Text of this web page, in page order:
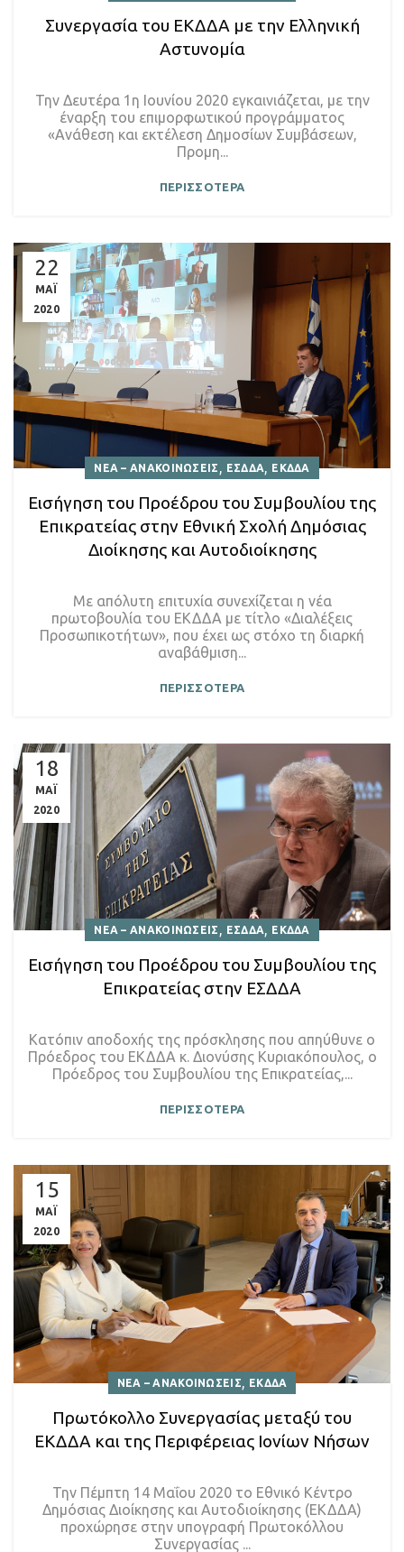
Συνεργασία του ΕΚΔΔΑ με την Ελληνική
Αστυνομία
Την Δευτέρα 1η Ιουνίου 2020 εγκαινιάζεται, με την
έναρξη του επιμορφωτικού προγράμματος
«Ανάθεση και εκτέλεση Δημοσίων Συμβάσεων,
Προμη...
ΠΕΡΙΣΣΟΤΕΡΑ
22
ΜΑΪ
2020
ΝΕΑ – ΑΝΑΚΟΙΝΩΣΕΙΣ , ΕΣΔΔΑ, ΕΚΔΔΑ
Εισήγηση του Προέδρου του Συμβουλίου της
Επικρατείας στην Εθνική Σχολή Δημόσιας
Διοίκησης και Αυτοδιοίκησης
Με απόλυτη επιτυχία συνεχίζεται η νέα
πρωτοβουλία του ΕΚΔΔΑ με τίτλο «Διαλέξεις
Προσωπικοτήτων», που έχει ως στόχο τη διαρκή
αναβάθμιση...
ΠΕΡΙΣΣΟΤΕΡΑ
18
ΜΑΪ
2020
ΝΕΑ – ΑΝΑΚΟΙΝΩΣΕΙΣ , ΕΣΔΔΑ, ΕΚΔΔΑ
Εισήγηση του Προέδρου του Συμβουλίου της
Επικρατείας στην ΕΣΔΔΑ
Kατόπιν αποδοχής της πρόσκλησης που απηύθυνε ο
Πρόεδρος του ΕΚΔΔΑ κ. Διονύσης Κυριακόπουλος, ο
Πρόεδρος του Συμβουλίου της Επικρατείας,...
ΠΕΡΙΣΣΟΤΕΡΑ
15
ΜΑΪ
2020
ΝΕΑ – ΑΝΑΚΟΙΝΩΣΕΙΣ, ΕΚΔΔΑ
Πρωτόκολλο Συνεργασίας μεταξύ του
ΕΚΔΔΑ και της Περιφέρειας Ιονίων Νήσων
Την Πέμπτη 14 Μαΐου 2020 το Εθνικό Κέντρο
Δημόσιας Διοίκησης και Αυτοδιοίκησης (ΕΚΔΔΑ)
προχώρησε στην υπογραφή Πρωτοκόλλου
Συνεργασίας ...